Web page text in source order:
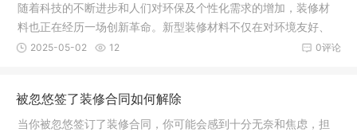
随着科技的不断进步和人们对环保及个性化需求的增加，装修材
料也正在经历一场创新革命。新型装修材料不仅在对环境友好、
功能性、
0评论
2025-05-02 12
被忽悠签了装修合同如何解除
当你被忽悠签订了装修合同，你可能会感到十分无奈和焦虑，担